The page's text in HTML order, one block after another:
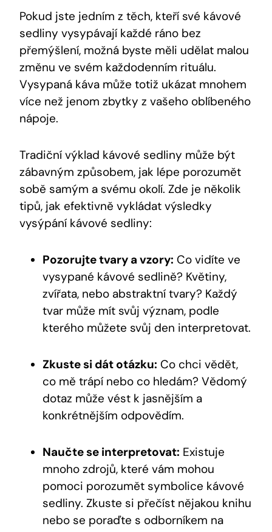
Pokud jste jedním z těch, kteří své kávové
sedliny vysypávají každé ráno bez
přemýšlení, možná byste měli udělat malou
změnu ve svém každodenním rituálu.
Vysypaná káva může totiž ukázat mnohem
více než jenom zbytky z vašeho oblíbeného
nápoje.
Tradiční výklad kávové sedliny může být
zábavným způsobem, jak lépe porozumět
sobě samým a svému okolí. Zde je několik
tipů, jak efektivně vykládat výsledky
vysýpání kávové sedliny:
Pozorujte tvary a vzory: Co vidíte ve
vysypané kávové sedlině? Květiny,
zvířata, nebo abstraktní tvary? Každý
tvar může mít svůj význam, podle
kterého můžete svůj den interpretovat.
Zkuste si dát otázku: Co chci vědět,
co mě trápí nebo co hledám? Vědomý
dotaz může vést k jasnějším a
konkrétnějším odpovědím.
Naučte se interpretovat: Existuje
mnoho zdrojů, které vám mohou
pomoci porozumět symbolice kávové
sedliny. Zkuste si přečíst nějakou knihu
nebo se poraďte s odborníkem na